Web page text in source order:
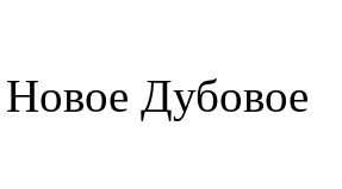
Дубовое